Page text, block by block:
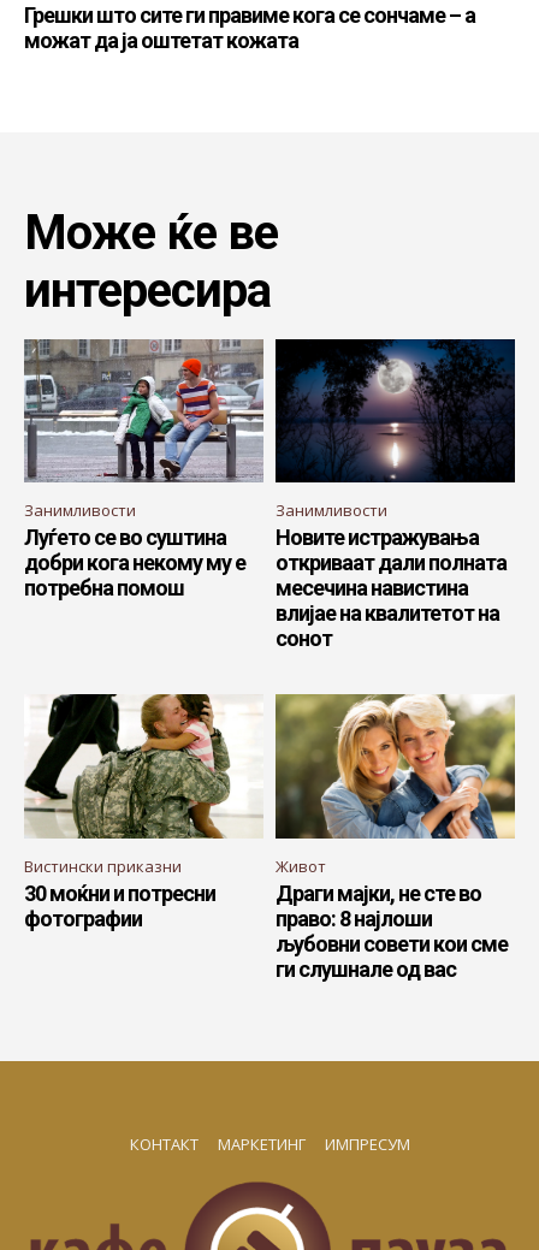
Грешки што сите ги правиме кога се сончаме – а
можат да ја оштетат кожата
Може ќе ве
интересира
Занимливости
Луѓето се во суштина
добри кога некому му е
потребна помош
Занимливости
Новите истражувања
откриваат дали полната
месечина навистина
влијае на квалитетот на
сонот
Вистински приказни
30 моќни и потресни
фотографии
Живот
Драги мајки, не сте во
право: 8 најлоши
љубовни совети кои сме
ги слушнале од вас
КОНТАКТ МАРКЕТИНГ ИМПРЕСУМ